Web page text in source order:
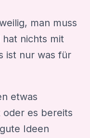
man muss
nichts mit
ist nur was für
etwas
es bereits
Ideen